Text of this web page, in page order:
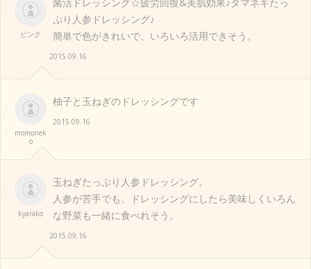
ピンク
ぷり人参ドレッシング♪
簡単で色がきれいで、いろいろ活用できそう。
2015.09.16
momonek
o
柚子と玉ねぎのドレッシングです
2015.09.16
kyarako
玉ねぎたっぷり人参ドレッシング。
人参が苦手でも、ドレッシングにしたら美味しくいろん
な野菜も一緒に食べれそう。
2015.09.16